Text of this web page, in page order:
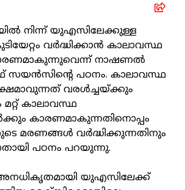
നിന്ന് യുഎസിലേക്കുള്ള
വർദ്ധിക്കാൻ കാലാവസ്ഥ
നാഷണൽ
സയൻസിന്റെ പഠനം. കാലാവസ്ഥ
വരൾച്ചയ്ക്കും
മറ്റ് കാലാവസ്ഥ
കാരണമാകുന്നതിനൊപ്പം
മരണങ്ങൾ വർദ്ധിക്കുന്നതിനും
പഠനം പറയുന്നു.
യുഎസിലേക്ക്